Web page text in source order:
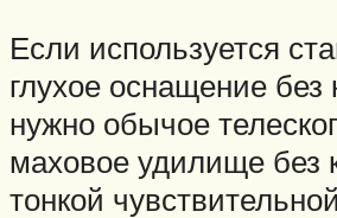
Если используется
глухое оснащение без
нужно обычое
маховое удилище без
тонкой